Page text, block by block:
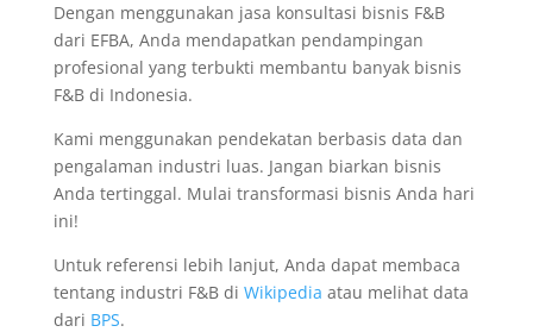
Dengan menggunakan jasa konsultasi bisnis F&B
dari EFBA, Anda mendapatkan pendampingan
profesional yang terbukti membantu banyak bisnis
F&B di Indonesia.
Kami menggunakan pendekatan berbasis data dan
pengalaman industri luas. Jangan biarkan bisnis
Anda tertinggal. Mulai transformasi bisnis Anda hari
ini!
Untuk referensi lebih lanjut, Anda dapat membaca
tentang industri F&B di Wikipedia atau melihat data
dari BPS.